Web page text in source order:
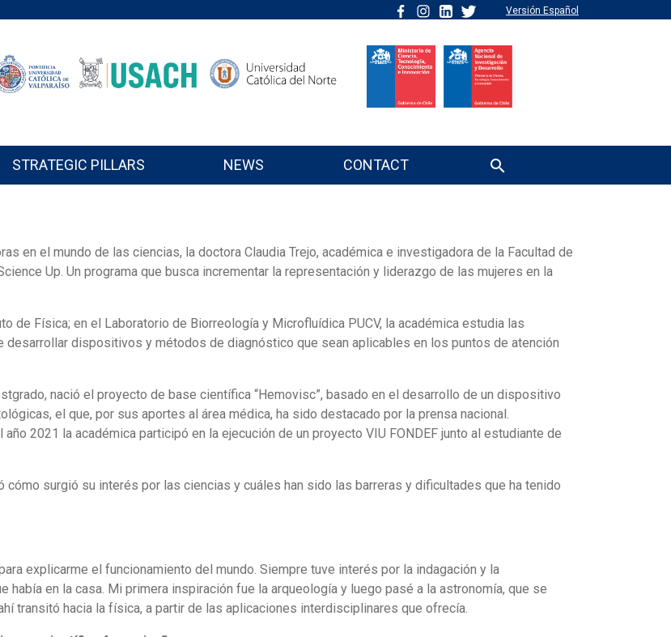
Versión Español
STRATEGIC PILLARS NEWS CONTACT
en el mundo de las ciencias, la doctora Claudia Trejo, académica e investigadora de la Facultad de
Up. Un programa que busca incrementar la representación y liderazgo de las mujeres en la
de Física; en el Laboratorio de Biorreología y Microfluídica PUCV, la académica estudia las
dispositivos y métodos de diagnóstico que sean aplicables en los puntos de atención
nació el proyecto de base científica “Hemovisc”, basado en el desarrollo de un dispositivo
el que, por sus aportes al área médica, ha sido destacado por la prensa nacional.
2021 la académica participó en la ejecución de un proyecto VIU FONDEF junto al estudiante de
cómo surgió su interés por las ciencias y cuáles han sido las barreras y dificultades que ha tenido
explicarme el funcionamiento del mundo. Siempre tuve interés por la indagación y la
en la casa. Mi primera inspiración fue la arqueología y luego pasé a la astronomía, que se
transitó hacia la física, a partir de las aplicaciones interdisciplinares que ofrecía.